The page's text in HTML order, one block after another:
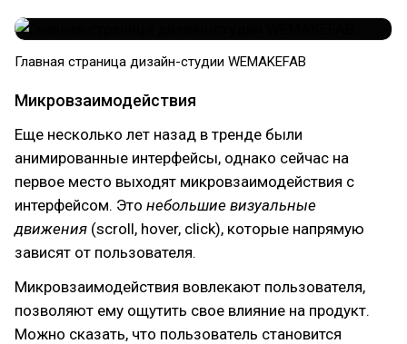
Главная страница дизайн-студии WEMAKEFAB
Микровзаимодействия
Еще несколько лет назад в тренде были
анимированные интерфейсы, однако сейчас на
первое место выходят микровзаимодействия с
интерфейсом. Это небольшие визуальные
движения (scroll, hover, click), которые напрямую
зависят от пользователя.
Микровзаимодействия вовлекают пользователя,
позволяют ему ощутить свое влияние на продукт.
Можно сказать, что пользователь становится